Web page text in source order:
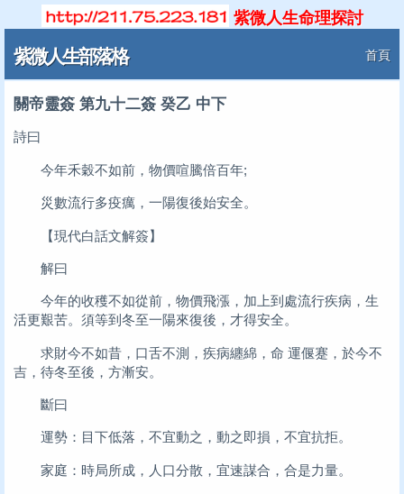
紫微人生命理探討
紫微人生部落格 首頁
關帝靈簽 第九十二簽 癸乙 中下
詩曰
今年禾穀不如前，物價喧騰倍百年;
災數流行多疫癘，一陽復後始安全。
【現代白話文解簽】
解曰
今年的收穫不如從前，物價飛漲，加上到處流行疾病，生
活更艱苦。須等到冬至一陽來復後，才得安全。
求財今不如昔，口舌不測，疾病纏綿，命 運偃蹇，於今不
吉，待冬至後，方漸安。
斷曰
運勢：目下低落，不宜動之，動之即損，不宜抗拒。
家庭：時局所成，人口分散，宜速謀合，合是力量。